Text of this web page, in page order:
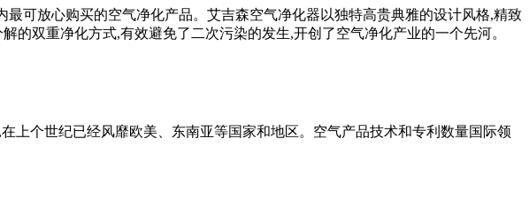
可放心购买的空气净化产品。艾吉森空气净化器以独特高贵典雅的设计风格,精致
双重净化方式,有效避免了二次污染的发生,开创了空气净化产业的一个先河。
上个世纪已经风靡欧美、东南亚等国家和地区。空气产品技术和专利数量国际领